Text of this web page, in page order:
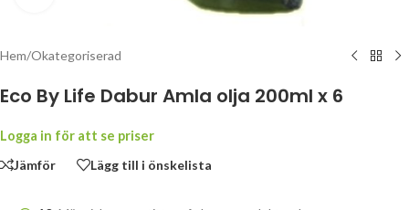
Hem/Okategoriserad
Eco By Life Dabur Amla olja 200ml x 6
Logga in för att se priser
Jämför
Lägg till i önskelista